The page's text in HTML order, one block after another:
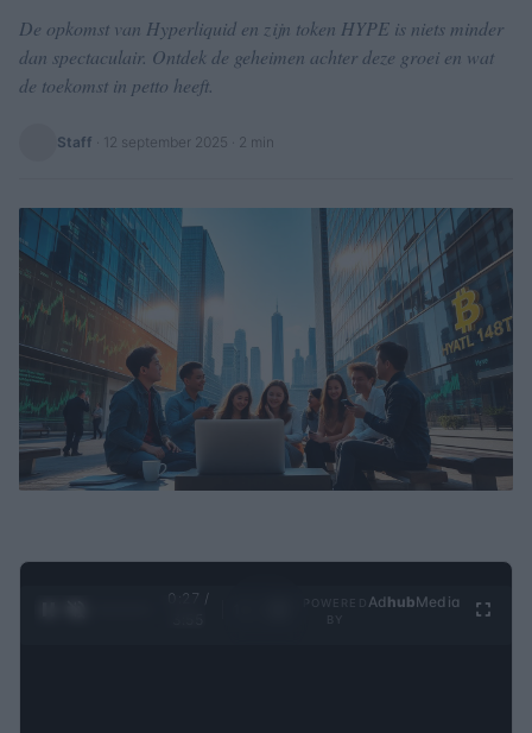
De opkomst van Hyperliquid en zijn token HYPE is niets minder
dan spectaculair. Ontdek de geheimen achter deze groei en wat
de toekomst in petto heeft.
Staff 12 september 2025 · 2 min
0:28 /
Ad hubMedia